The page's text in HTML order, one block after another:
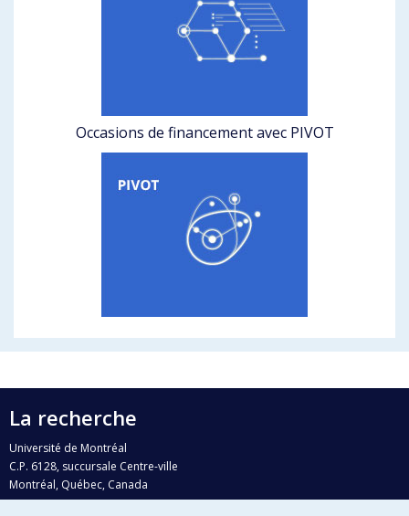
Occasions de financement avec PIVOT
La recherche
Université de Montréal
C.P. 6128, succursale Centre-ville
Montréal, Québec, Canada
H3C 3J7